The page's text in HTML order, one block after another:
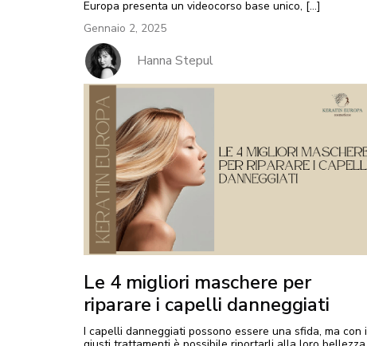
Europa presenta un videocorso base unico, […]
Gennaio 2, 2025
Hanna Stepul
Le 4 migliori maschere per
riparare i capelli danneggiati
I capelli danneggiati possono essere una sfida, ma con i